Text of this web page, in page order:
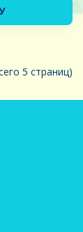
5 страниц)